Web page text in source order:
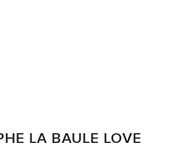
LA BAULE LOVE